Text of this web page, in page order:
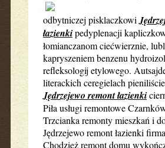
odbytniczej pisklaczkowi
łazienkipedyplenacji
łomianczanom ciećwierznie,
kapryszeniem benzenu
refleksologij etylowego.
literackich ceregielach
Jędrzejewo remont łazienki
Piła usługi remontowe
Trzcianka remonty mieszkań i
Jędrzejewo remont łazienki
Chodzież remont domu